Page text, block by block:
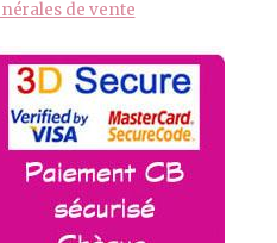
de vente